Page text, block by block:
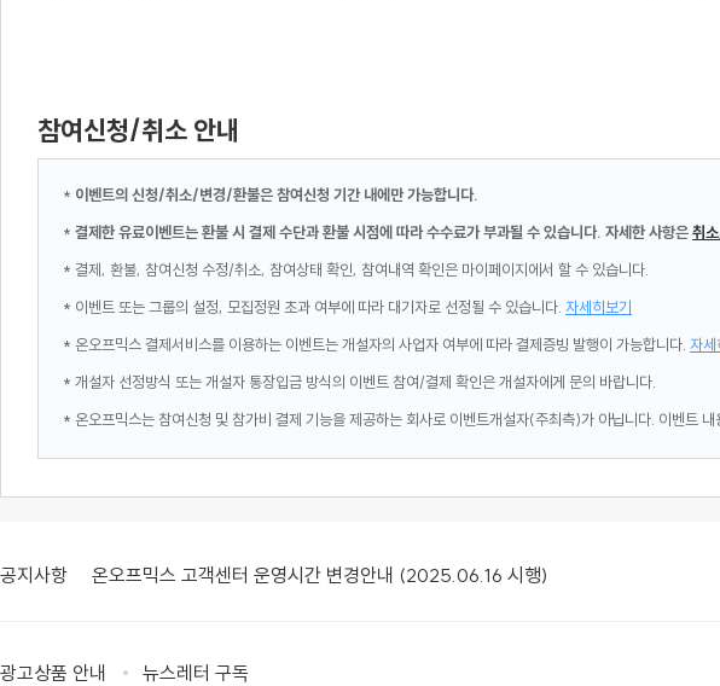
참여신청/취소 안내
* 이벤트의 신청/취소/변경/환불은 참여신청 기간 내에만 가능합니다.
* 결제한 유료이벤트는 환불 시 결제 수단과 환불 시점에 따라 수수료가 부과될 수 있습니다. 자세한 사항은취
* 결제, 환불, 참여신청 수정/취소, 참여상태 확인, 참여내역 확인은 마이페이지에서 할 수 있습니다.
* 이벤트 또는 그룹의 설정, 모집정원 초과 여부에 따라 대기자로 선정될 수 있습니다. 자세히보기
* 온오프믹스 결제서비스를 이용하는 이벤트는 개설자의 사업자 여부에 따라 결제증빙 발행이 가능합니다. 자세
* 개설자 선정방식 또는 개설자 통장입금 방식의 이벤트 참여/결제 확인은 개설자에게 문의 바랍니다.
* 온오프믹스는 참여신청 및 참가비 결제 기능을 제공하는 회사로 이벤트개설자(주최측)가 아닙니다. 이벤트
공지사항 온오프믹스 고객센터 운영시간 변경안내 (2025.06.16 시행)
광고상품 안내 뉴스레터 구독